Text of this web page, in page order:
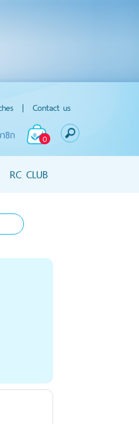
| Contact us
0
ชิก
RC CLUB